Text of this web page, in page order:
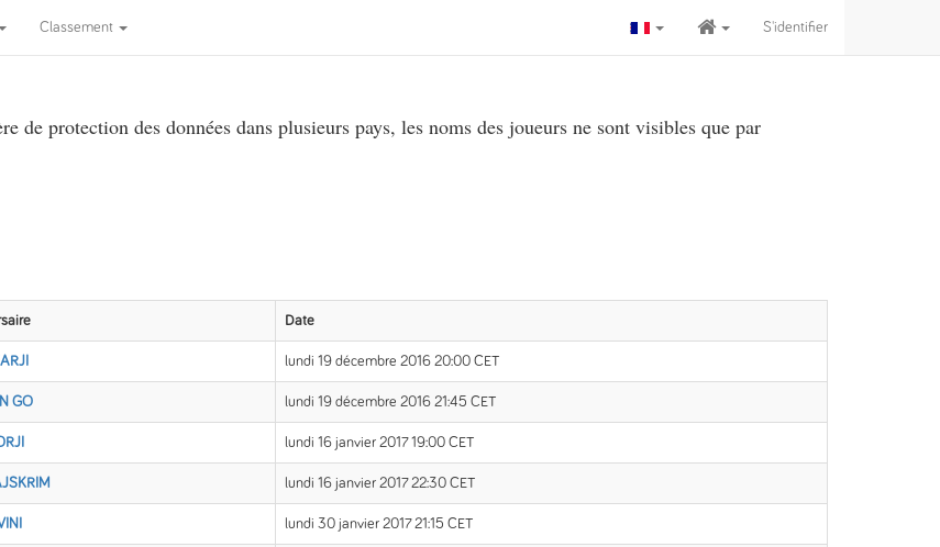
Classement S'identifier
de protection des données dans plusieurs pays, les noms des joueurs ne sont visibles que par
Date
lundi 19 décembre 2016 20:00 CET
GO lundi 19 décembre 2016 21:45 CET
lundi 16 janvier 2017 19:00 CET
lundi 16 janvier 2017 22:30 CET
lundi 30 janvier 2017 21:15 CET